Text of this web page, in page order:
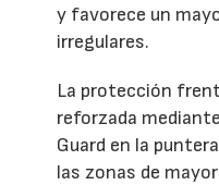
y favorece un
irregulares.
La protección
reforzada
Guard en la
las zonas de